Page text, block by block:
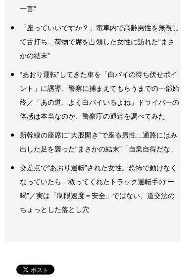
一言”
「座っていいですか？」電車内で高齢男性を無視し
て舌打ち…荷物で席を占領した女性に訪れた“まさ
かの結末”
“あおり運転”してきた車を「白バイの待ち伏せポイ
ント」に誘導、警察に捕まえてもらうまでの一部始
終／「あの道、よく白バイいるよね」ドライバーの
体感は本当なのか、警察庁の通達を調べてみた
新幹線の座席に“大股開き”で座る男性…通路にはみ
出した足を襲った“まさかの結末”「自業自得だな」
交差点で“あおり運転”された女性。恐怖で動けなく
なっていたら…救ってくれたトラック運転手の“一
喝”／実は「制限速度＝安全」ではない、道交法の
ちょっとした落とし穴